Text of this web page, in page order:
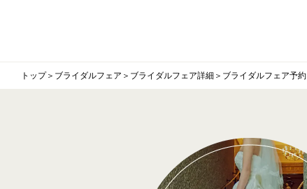
トップ＞ ブライダルフェア ＞ ブライダルフェア詳細 ＞ ブライダルフェア予約